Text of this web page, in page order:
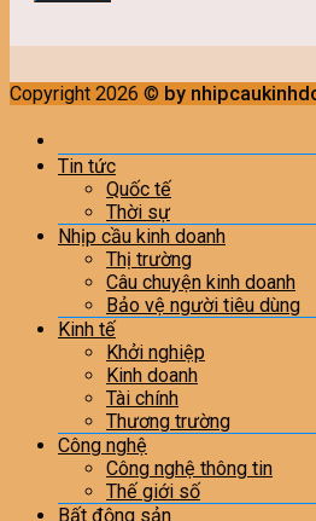
Copyright 2026 © by
Tin tức
Quốc tế
Thời sự
Nhịp cầu kinh doanh
Thị trường
Câu chuyện kinh doanh
Bảo vệ người tiêu dùng
Kinh tế
Khởi nghiệp
Kinh doanh
Tài chính
Thương trường
Công nghệ
Công nghệ thông tin
Thế giới số
Bất động sản